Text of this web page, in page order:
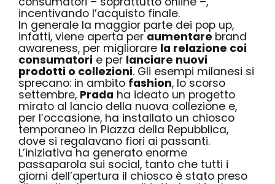
incentivando l’acquisto finale.
In generale la maggior parte dei pop up,
infatti, viene aperta peraumentare brand
awareness, per migliorare la relazione coi
consumatori e per lanciare nuovi
prodotti o collezioni. Gli esempi milanesi si
sprecano: in ambito fashion, lo scorso
settembre, Prada ha ideato un progetto
mirato al lancio della nuova collezione e,
per l’occasione, ha installato un chiosco
temporaneo in Piazza della Repubblica,
dove si regalavano fiori ai passanti.
L’iniziativa ha generato enorme
passaparola sui social, tanto che tutti i
giorni dell’apertura il chiosco è stato preso